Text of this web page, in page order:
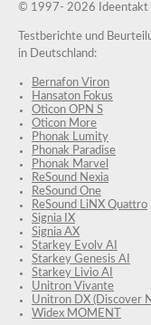
© 1997- 2026 Ideentakt
Testberichte und
in Deutschland:
Bernafon Viron
Hansaton Fokus
Oticon OPN S
Oticon More
Phonak Lumity
Phonak Paradise
Phonak Marvel
ReSound Nexia
ReSound One
ReSound LiNX Quattro
Signia IX
Signia AX
Starkey Evolv AI
Starkey Genesis AI
Starkey Livio AI
Unitron Vivante
Unitron DX (Discover
Widex MOMENT